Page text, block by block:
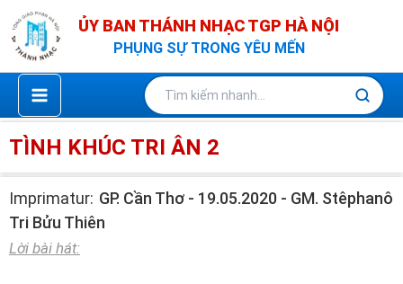
Nhảy
tới
nội
dung
ỦY BAN THÁNH NHẠC TGP HÀ NỘI
PHỤNG SỰ TRONG YÊU MẾN
TÌNH KHÚC TRI ÂN 2
Imprimatur: GP. Cần Thơ - 19.05.2020 - GM. Stêphanô
Tri Bửu Thiên
Lời bài hát: